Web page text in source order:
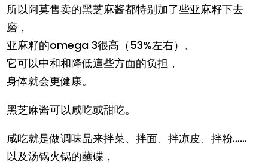
所以阿莫售卖的黑芝麻酱都特别加了些亚麻籽下去
磨，
亚麻籽的omega 3很高（53%左右）、
它可以中和和降低這些方面的负担，
身体就会更健康。
黑芝麻酱可以咸吃或甜吃。
咸吃就是做调味品来拌菜、拌面、拌凉皮、拌粉……
以及汤锅火锅的蘸碟，